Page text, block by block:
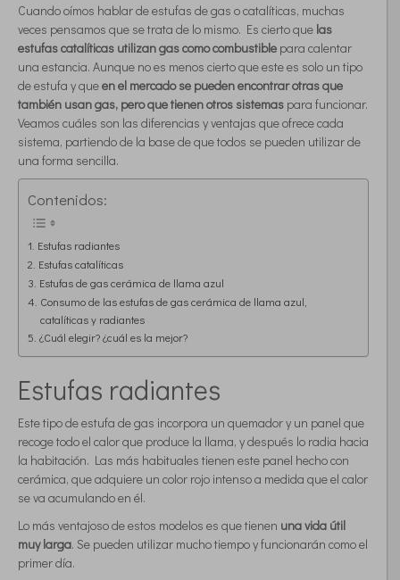
Cuando oímos hablar de estufas de gas o catalíticas, muchas
veces pensamos que se trata de lo mismo. Es cierto que las
estufas catalíticas utilizan gas como combustible para calentar
una estancia. Aunque no es menos cierto que este es solo un tipo
de estufa y queen el mercado se pueden encontrar otras que
también usan gas, pero que tienen otros sistemas para funcionar.
Veamos cuáles son las diferencias y ventajas que ofrece cada
sistema, partiendo de la base de que todos se pueden utilizar de
una forma sencilla.
Contenidos:
Estufas radiantes
Estufas catalíticas
Estufas de gas cerámica de llama azul
Consumo de las estufas de gas cerámica de llama azul,
catalíticas y radiantes
¿Cuál elegir? ¿cuál es la mejor?
Estufas radiantes
Este tipo de estufa de gas incorpora un quemador y un panel que
recoge todo el calor que produce la llama, y después lo radia hacia
la habitación. Las más habituales tienen este panel hecho con
cerámica, que adquiere un color rojo intenso a medida que el calor
se va acumulando en él.
Lo más ventajoso de estos modelos es que tienen una vida útil
muy larga. Se pueden utilizar mucho tiempo y funcionarán como el
primer día.